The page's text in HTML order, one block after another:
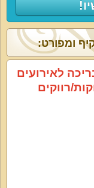
ומפורט:
לאירועים
רווקים